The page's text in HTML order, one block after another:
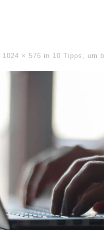
1024 × 576 in 10 Tipps, um